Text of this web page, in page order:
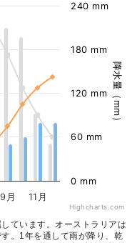
降水量（mm）
9月 11月
0 mm
60 mm
120 mm
180 mm
240 mm
Highcharts.com
ています。オーストラリアは
。1年を通して雨が降り、乾